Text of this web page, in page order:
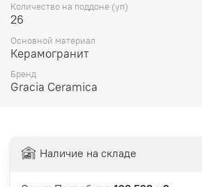
Количество на поддоне (уп)
26
Основной материал
Керамогранит
Бренд
Gracia Ceramica
Наличие на складе